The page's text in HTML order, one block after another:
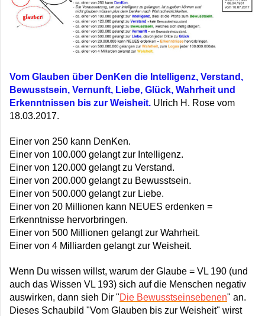
Vom Glauben über DenKen die Intelligenz, Verstand,
Bewusstsein, Vernunft, Liebe, Glück, Wahrheit und
Erkenntnissen bis zur Weisheit. Ulrich H. Rose vom
18.03.2017.
Einer von 250 kann DenKen.
Einer von 100.000 gelangt zur Intelligenz.
Einer von 120.000 gelangt zu Verstand.
Einer von 200.000 gelangt zu Bewusstsein.
Einer von 500.000 gelangt zur Liebe.
Einer von 20 Millionen kann NEUES erdenken =
Erkenntnisse hervorbringen.
Einer von 500 Millionen gelangt zur Wahrheit.
Einer von 4 Milliarden gelangt zur Weisheit.
Wenn Du wissen willst, warum der Glaube = VL 190 (und
auch das Wissen VL 193) sich auf die Menschen negativ
auswirken, dann sieh Dir "Die Bewusstseinsebenen" an.
Dieses Schaubild "Vom Glauben bis zur Weisheit" wirst